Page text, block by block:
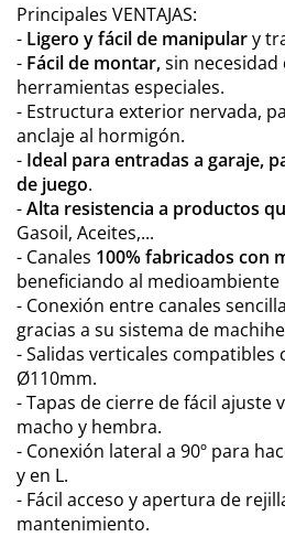
Principales VENTAJAS:
- Ligero y fácil de manipulary
- Fácil de montar,sin
herramientas especiales.
- Estructura exterior nervada,
anclaje al hormigón.
- Ideal para entradas a garaje,
de juego.
-Alta resistencia a productos
Gasoil, Aceites,...
- Canales 100% fabricados con
beneficiando al medioambiente
- Conexión entre canales
gracias a su sistema de
- Salidas verticales
Ø110mm.
- Tapas de cierre de fácil ajuste
macho y hembra.
- Conexión lateral a 90º para
y en L.
- Fácil acceso y apertura de
mantenimiento.